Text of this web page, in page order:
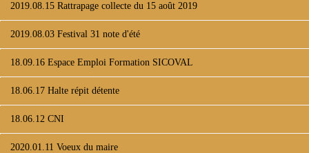
2019.08.15 Rattrapage collecte du 15 août 2019
2019.08.03 Festival 31 note d'été
18.09.16 Espace Emploi Formation SICOVAL
18.06.17 Halte répit détente
18.06.12 CNI
2020.01.11 Voeux du maire